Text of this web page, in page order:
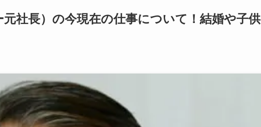
社長）の今現在の仕事について！結婚や子供